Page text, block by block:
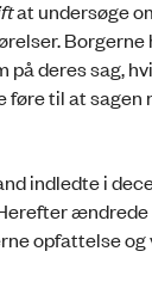
at undersøge
Borgerne
deres sag,
til at sagen
indledte i
ændrede
opfattelse og